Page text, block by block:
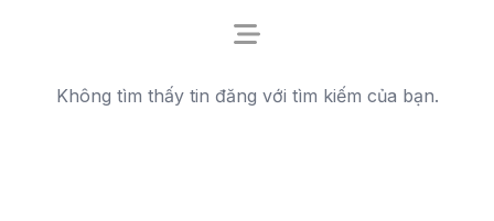
Không tìm thấy tin đăng với tìm kiếm của bạn.